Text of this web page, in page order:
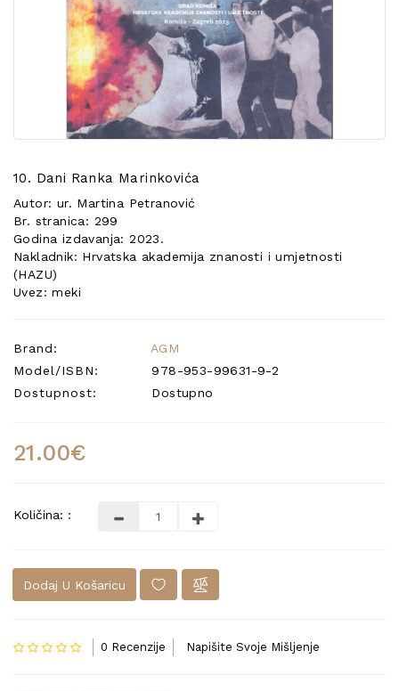
POSEBNA
PONUDA
10. Dani Ranka Marinkovića
Autor: ur. Martina Petranović
Br. stranica: 299
Godina izdavanja: 2023.
Nakladnik: Hrvatska akademija znanosti i umjetnosti
(HAZU)
Uvez: meki
Brand:
AGM
Model/ISBN:
978-953-99631-9-2
Dostupnost:
Dostupno
21.00€
Količina: :
Dodaj U Košaricu
0 Recenzije Napišite Svoje Mišljenje